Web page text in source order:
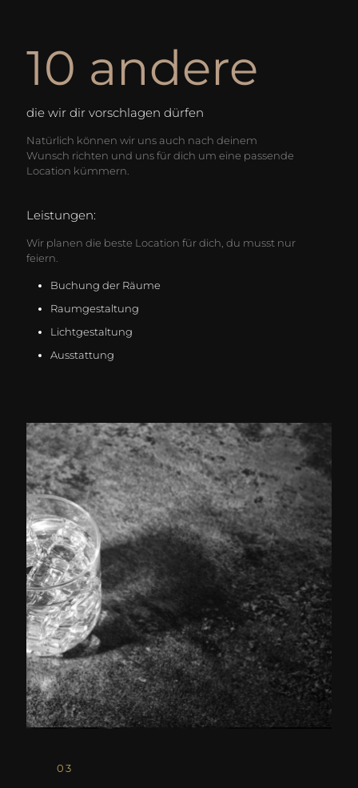
10 andere
die wir dir vorschlagen dürfen
Natürlich können wir uns auch nach deinem
Wunsch richten und uns für dich um eine passende
Location kümmern.
Leistungen:
Wir planen die beste Location für dich, du musst nur
feiern.
Buchung der Räume
Raumgestaltung
Lichtgestaltung
Ausstattung
03